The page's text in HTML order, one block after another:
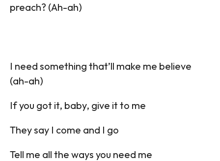
preach? (Ah-ah)
I need something that’ll make me believe
(ah-ah)
If you got it, baby, give it to me
They say I come and I go
Tell me all the ways you need me